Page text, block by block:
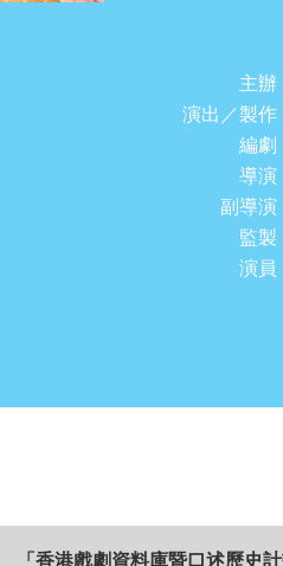
主辦
演出／製作
編劇
導演
副導演
監製
演員
「香港戲劇資料庫暨口述歷史